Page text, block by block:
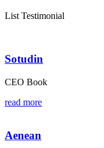
List Testimonial
Sotudin
CEO Book
read more
Aenean